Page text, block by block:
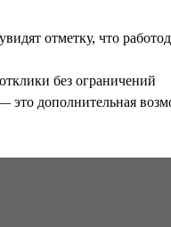
отметку, что
без ограничений
дополнительная